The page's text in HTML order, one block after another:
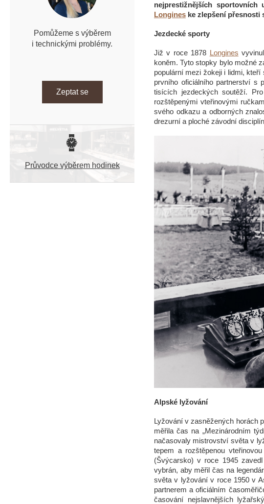
Pomůžeme s výběrem
i technickými problémy.
Zeptat se
Průvodce výběrem hodinek
nejprestižnějších
Longines ke zlepšení přesnosti
Jezdecké sporty
Již v roce 1878 Longines
koněm. Tyto stopky bylo možné
populární mezi žokeji i lidmi,
prvního oficiálního partnerství s
tisících jezdeckých soutěží.
rozštěpenými vteřinovými
svého odkazu a odborných
drezurní a ploché závodní
Alpské lyžování
Lyžování v zasněžených horách
měřila čas na „Mezinárodním
načasovaly mistrovství světa v
tepem a rozštěpenou
(Švýcarsko) v roce 1945
vybrán, aby měřil čas na
světa v lyžování v roce 1950 v
partnerem a oficiálním
časování nejslavnějších